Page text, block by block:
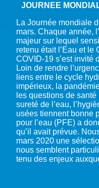
LES MEMBRES DU PFE
RÈGLEMENT DES
DEVENIR MEMBRE
NOTRE GOUVERNANCE
NOTRE SECRÉTARIAT
EAU & CLIMAT
BIODIVERSITÉ AQUATIQUE ET
ACCÈS À LA WASH DANS LES
WASH ROAD MAP
CRISE UKRAINIENNE 2022
EAUX, SOLS, AGROÉCOLOGIE
AUTRES EXPERTISES
ÉVÉNEMENTS
COP29 CLIMAT – BAKOU 2024
FORUM URBAIN MONDIAL –
COP16 BIODIVERSITÉ – CALI
FORUM MONDIAL DE L’EAU –
COP28 CLIMAT – DUBAÏ 2023
CONFÉRENCE ONU SUR
TOUS LES ÉVÉNEMENTS
PRESSE
JOURNEE
La Journée mondiale
mars. Chaque année,
majeur sur lequel
retenu était l’Eau et
COVID-19 s’est invité
Loin de rendre
liens entre le cycle
impérieux, la
les questions de
sureté de l’eau,
usées tiennent bonne
pour l’eau (PFE) a
qu’il avait prévue.
mars 2020 une
nous semblent
tenu des enjeux